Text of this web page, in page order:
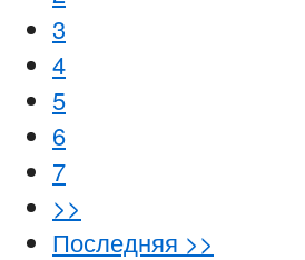
3
4
5
6
7
>>
Последняя >>